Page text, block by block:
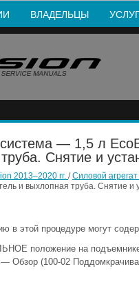
ВЛАДЕЛЬЦЫ
— 1,5 л
Снятие и
2013–2020 гг. /Силовой агрегат
и выхлопная труба. Снятие и
в этой процедуре могут
положение на
Обзор (100-02